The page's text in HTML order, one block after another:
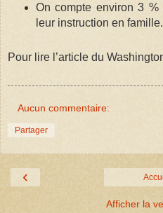
On compte environ 3 %
leur instruction en famille.
Pour lire l’article du
Aucun commentaire:
Partager
‹
Afficher la